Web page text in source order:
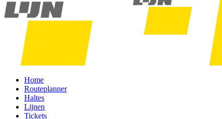
Home
Routeplanner
Haltes
Lijnen
Tickets